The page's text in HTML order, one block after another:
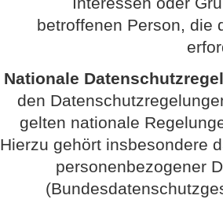
betroffenen Person, die
Nationale
den
gelten nationale
Hierzu gehört insbesondere
personenbezogener